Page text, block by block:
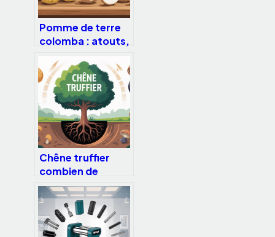
Pomme de terre
colomba : atouts,
rendement et
usages en cuisine
Chêne truffier
combien de
temps avant les
premières truffes